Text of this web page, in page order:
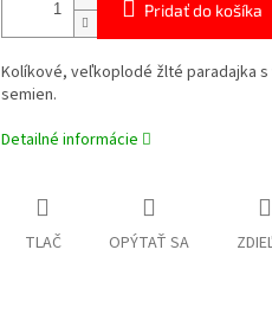
Pridať do košíka
Kolíkové, veľkoplodé žlté paradajka
semien.
Detailné informácie
TLAČ OPÝTAŤ SA